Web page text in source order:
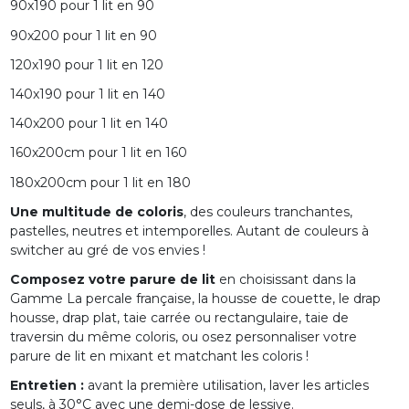
90x190 pour 1 lit en 90
90x200 pour 1 lit en 90
120x190 pour 1 lit en 120
140x190 pour 1 lit en 140
140x200 pour 1 lit en 140
160x200cm pour 1 lit en 160
180x200cm pour 1 lit en 180
Une multitude de coloris, des couleurs tranchantes,
pastelles, neutres et intemporelles. Autant de couleurs à
switcher au gré de vos envies !
Composez votre parure de liten choisissant dans la
Gamme La percale française, la housse de couette, le drap
housse, drap plat, taie carrée ou rectangulaire, taie de
traversin du même coloris, ou osez personnaliser votre
parure de lit en mixant et matchant les coloris !
Entretien : avant la première utilisation, laver les articles
seuls, à 30°C avec une demi-dose de lessive.